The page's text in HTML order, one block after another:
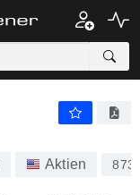
Aktien